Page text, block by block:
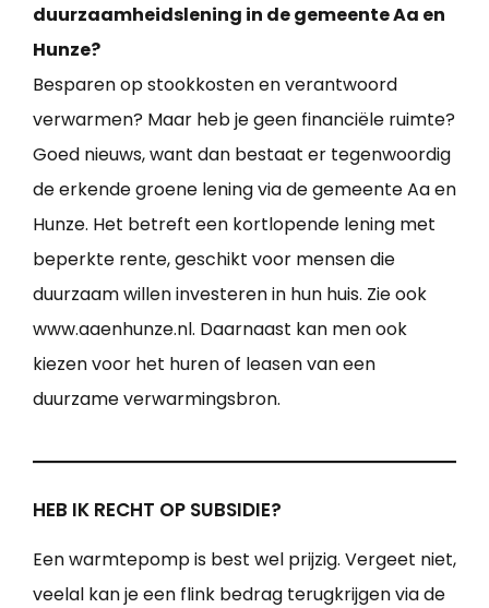
duurzaamheidslening in de gemeente Aa en
Hunze?
Besparen op stookkosten en verantwoord
verwarmen? Maar heb je geen financiële ruimte?
Goed nieuws, want dan bestaat er tegenwoordig
de erkende groene lening via de gemeente Aa en
Hunze. Het betreft een kortlopende lening met
beperkte rente, geschikt voor mensen die
duurzaam willen investeren in hun huis. Zie ook
www.aaenhunze.nl. Daarnaast kan men ook
kiezen voor het huren of leasen van een
duurzame verwarmingsbron.
HEB IK RECHT OP SUBSIDIE?
Een warmtepomp is best wel prijzig. Vergeet niet,
veelal kan je een flink bedrag terugkrijgen via de